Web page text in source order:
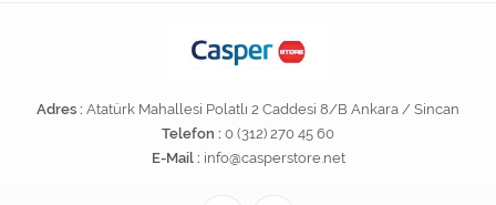
Adres : Atatürk Mahallesi Polatlı 2 Caddesi 8/B Ankara / Sincan
Telefon : 0 (312) 270 45 60
E-Mail : info@casperstore.net